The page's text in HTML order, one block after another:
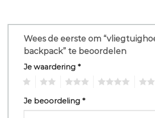
Wees de eerste om
backpack” te beoordelen
Je waardering *
Je beoordeling *